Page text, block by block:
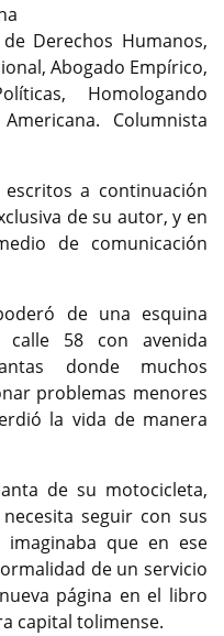
Derechos Humanos,
Abogado Empírico,
Homologando
Columnista
a continuación
de su autor, y en
de comunicación
de una esquina
58 con avenida
donde muchos
problemas menores
la vida de manera
de su motocicleta,
seguir con sus
imaginaba que en ese
de un servicio
página en el libro
capital tolimense.